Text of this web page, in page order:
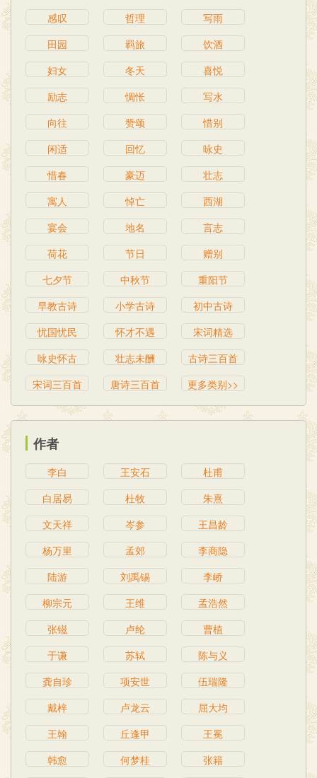
感叹
哲理
写雨
田园
羁旅
饮酒
妇女
冬天
喜悦
励志
惆怅
写水
向往
赞颂
惜别
闲适
回忆
咏史
惜春
豪迈
壮志
寓人
悼亡
西湖
宴会
地名
言志
荷花
节日
赠别
七夕节
中秋节
重阳节
早教古诗
小学古诗
初中古诗
忧国忧民
怀才不遇
宋词精选
咏史怀古
壮志未酬
古诗三百首
宋词三百首
唐诗三百首 更多类别>>
作者
李白 王安石
杜甫
白居易
杜牧
朱熹
文天祥
岑参
王昌龄
杨万里
孟郊
李商隐
陆游
刘禹锡
李峤
柳宗元
王维
孟浩然
张镃
卢纶
曹植
于谦
苏轼
陈与义
龚自珍
项安世
伍瑞隆
戴梓
卢龙云
屈大均
王翰
丘逢甲
王冕
韩愈
何梦桂
张籍